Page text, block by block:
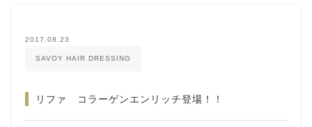
2017.08.23
SAVOY HAIR DRESSING
リファ コラーゲンエンリッチ登場！！